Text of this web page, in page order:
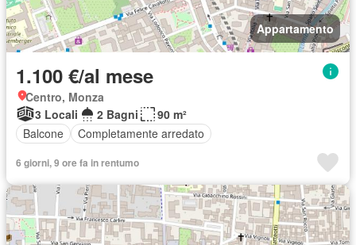
Appartamento
1.100 €/al mese
Centro, Monza
3 Locali
2 Bagni
90 m²
Balcone
Completamente arredato
6 giorni, 9 ore fa in rentumo